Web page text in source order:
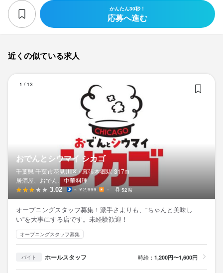
かんたん30秒！
応募へ進む
近くの似ている求人
1 / 13
おでんとシウマイ シカゴ
千葉県 千葉市花見川区 / 幕張本郷駅 317m
居酒屋、おでん、中華料理
3.02 ～￥2,999 － 52席
オープニングスタッフ募集！派手さよりも、“ちゃんと美味し
い”を大事にする店です。未経験歓迎！
オープニングスタッフ募集
バイト ホールスタッフ 時給： 1,200円〜1,600円